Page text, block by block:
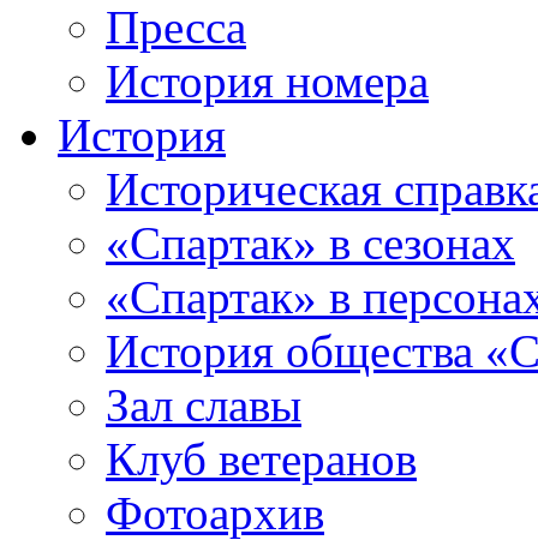
Пресса
История номера
История
Историческая
«Спартак» в сезонах
«Спартак» в
История общества
Зал славы
Клуб ветеранов
Фотоархив